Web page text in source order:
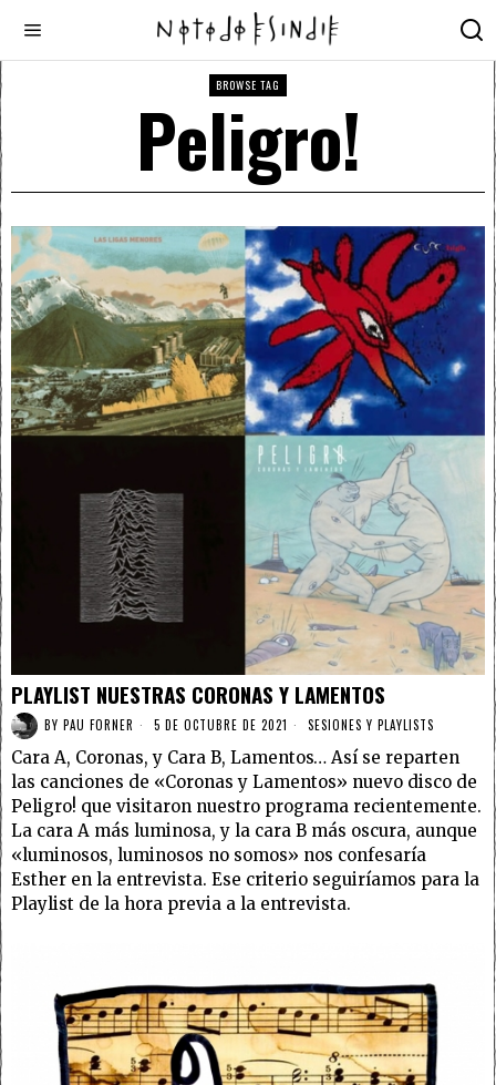
BROWSE TAG
Peligro!
PLAYLIST NUESTRAS CORONAS Y LAMENTOS
BY PAU FORNER 5 DE OCTUBRE DE 2021 SESIONES Y PLAYLISTS
Cara A, Coronas, y Cara B, Lamentos… Así se reparten
las canciones de «Coronas y Lamentos» nuevo disco de
Peligro! que visitaron nuestro programa recientemente.
La cara A más luminosa, y la cara B más oscura, aunque
«luminosos, luminosos no somos» nos confesaría
Esther en la entrevista. Ese criterio seguiríamos para la
Playlist de la hora previa a la entrevista.